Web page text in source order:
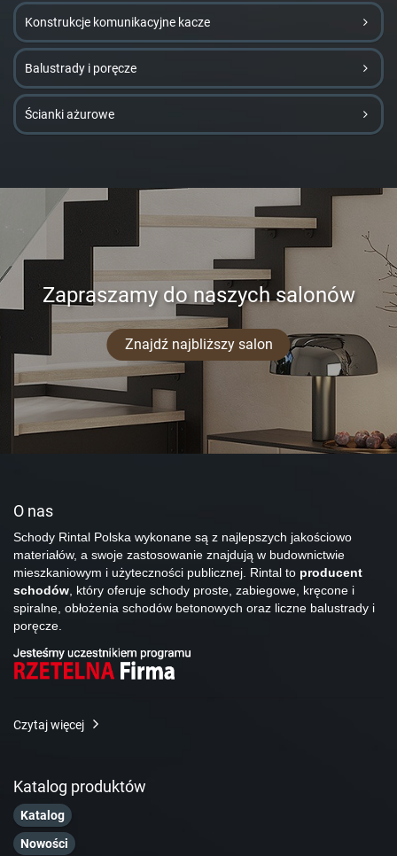
Konstrukcje komunikacyjne kacze
Balustrady i poręcze
Ścianki ażurowe
Zapraszamy do naszych salonów
Znajdź najbliższy salon
O nas
Schody Rintal Polska wykonane są z najlepszych jakościowo
materiałów, a swoje zastosowanie znajdują w budownictwie
mieszkaniowym i użyteczności publicznej. Rintal to producent
schodów, który oferuje schody proste, zabiegowe, kręcone i
spiralne, obłożenia schodów betonowych oraz liczne balustrady i
poręcze.
Czytaj więcej
Katalog produktów
Katalog
Nowości